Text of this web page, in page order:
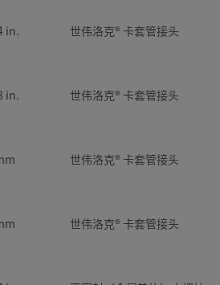
in. 世伟洛克® 卡套管接头
in. 世伟洛克® 卡套管接头
世伟洛克® 卡套管接头
世伟洛克® 卡套管接头